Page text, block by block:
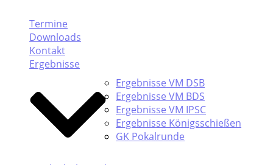
Termine
Downloads
Kontakt
Ergebnisse
Ergebnisse VM DSB
Ergebnisse VM BDS
Ergebnisse VM IPSC
Ergebnisse Königsschießen
GK Pokalrunde